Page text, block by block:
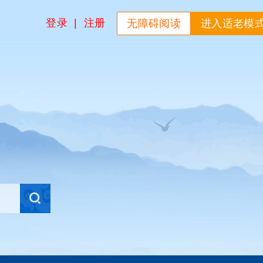
进入适老模
无障碍阅读
注册
登录